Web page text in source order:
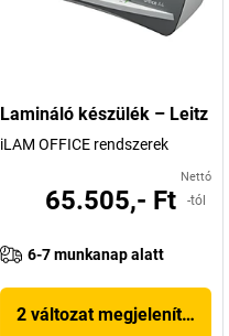
Lamináló készülék – Leitz
iLAM OFFICE rendszerek
Nettó
65.505,- Ft -tól
6-7 munkanap alatt
2 változat megjelenítése